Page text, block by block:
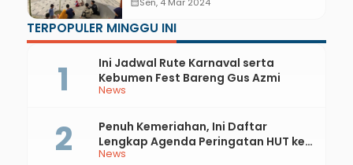
TERPOPULER MINGGU INI
News
Ini Jadwal Rute Karnaval serta
Kebumen Fest Bareng Gus Azmi
News
Penuh Kemeriahan, Ini Daftar
Lengkap Agenda Peringatan HUT ke-
81 RI dan Hari Jadi ke-397 Kabupaten